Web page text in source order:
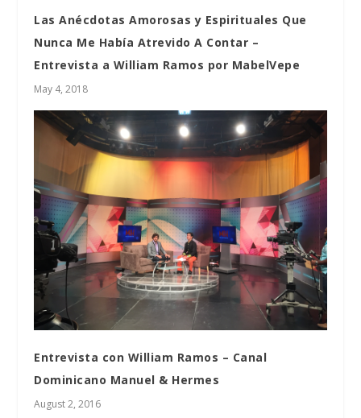
Las Anécdotas Amorosas y Espirituales Que
Nunca Me Había Atrevido A Contar –
Entrevista a William Ramos por MabelVepe
May 4, 2018
Entrevista con William Ramos – Canal
Dominicano Manuel & Hermes
August 2, 2016